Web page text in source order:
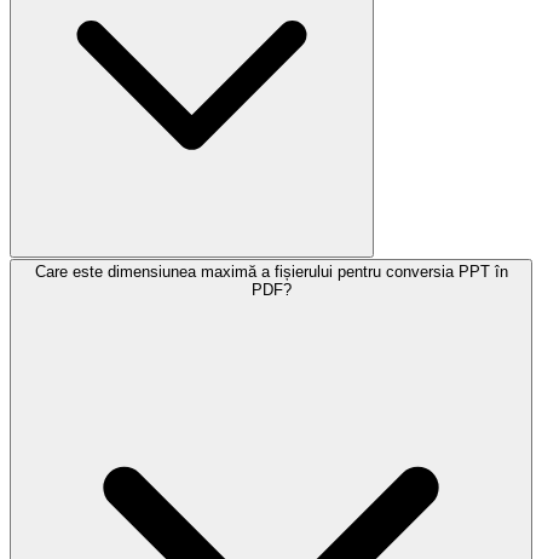
Care este dimensiunea maximă a fișierului pentru conversia PPT în
PDF?